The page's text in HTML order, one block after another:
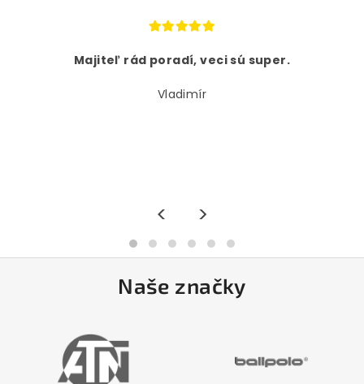
Majiteľ rád poradí, veci sú super.
Vladimír
< >
Naše značky